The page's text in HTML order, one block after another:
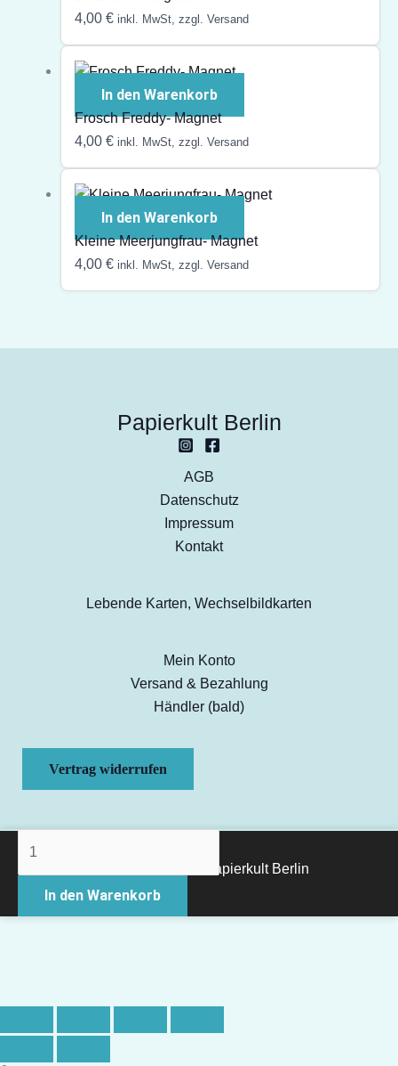
4,00 € inkl. MwSt, zzgl. Versand
In den Warenkorb
Frosch Freddy- Magnet
4,00 € inkl. MwSt, zzgl. Versand
In den Warenkorb
Kleine Meerjungfrau- Magnet
4,00 € inkl. MwSt, zzgl. Versand
Papierkult Berlin
AGB
Datenschutz
Impressum
Kontakt
Lebende Karten, Wechselbildkarten
Mein Konto
Versand & Bezahlung
Händler (bald)
Vertrag widerrufen
Copyright © 2026 Papierkult Berlin
In den Warenkorb